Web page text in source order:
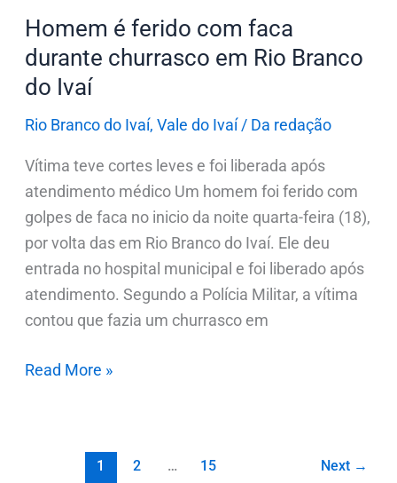
Homem é ferido com faca
durante churrasco em Rio Branco
do Ivaí
Rio Branco do Ivaí, Vale do Ivaí/ Da redação
Vítima teve cortes leves e foi liberada após
atendimento médico Um homem foi ferido com
golpes de faca no inicio da noite quarta-feira (18),
por volta das em Rio Branco do Ivaí. Ele deu
entrada no hospital municipal e foi liberado após
atendimento. Segundo a Polícia Militar, a vítima
contou que fazia um churrasco em
Branco
do
Ivaí
Read More »
1 2 … 15 Next →